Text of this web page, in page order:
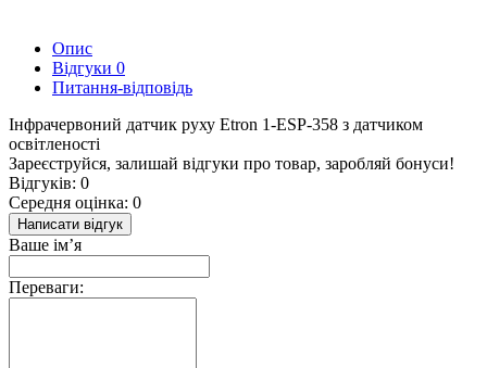
Опис
Відгуки 0
Питання-відповідь
Інфрачервоний датчик руху Etron 1-ESP-358 з датчиком
освітленості
Зареєструйся, залишай відгуки про товар, заробляй бонуси!
Відгуків: 0
Середня оцінка: 0
Написати відгук
Ваше ім’я
Переваги: